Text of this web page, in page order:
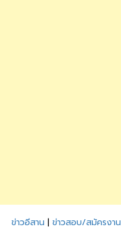
ข่าวอีสาน | ข่าวสอบ/สมัครงาน